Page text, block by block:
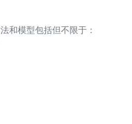
和模型包括但不限于：